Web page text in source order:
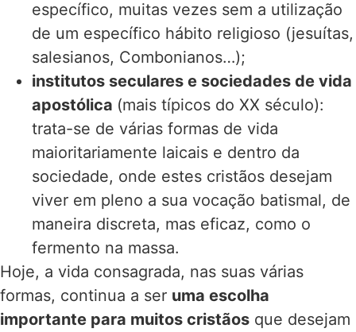
específico, muitas vezes sem a utilização
de um específico hábito religioso (jesuítas,
salesianos, Combonianos…);
institutos seculares e sociedades de vida
apostólica (mais típicos do XX século):
trata-se de várias formas de vida
maioritariamente laicais e dentro da
sociedade, onde estes cristãos desejam
viver em pleno a sua vocação batismal, de
maneira discreta, mas eficaz, como o
fermento na massa.
Hoje, a vida consagrada, nas suas várias
formas, continua a ser uma escolha
importante para muitos cristãos que desejam